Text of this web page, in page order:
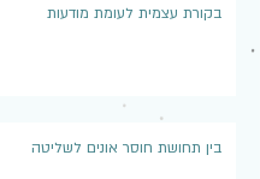
בקורת עצמית לעומת מודעות
בין תחושת חוסר אונים לשליטה